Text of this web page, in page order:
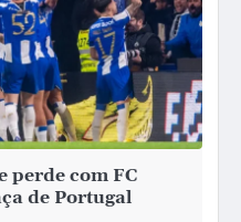
perde com FC
de Portugal